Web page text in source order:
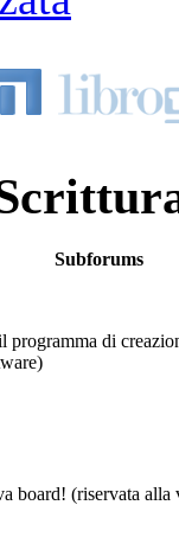
Subforums
programma di
board! (riservata